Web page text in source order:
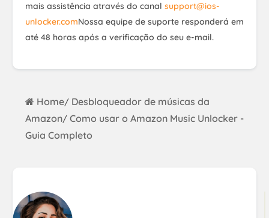
mais assistência através do canal support@ios-
unlocker.comNossa equipe de suporte responderá em
até 48 horas após a verificação do seu e-mail.
Home/ Desbloqueador de músicas da
Amazon/ Como usar o Amazon Music Unlocker -
Guia Completo